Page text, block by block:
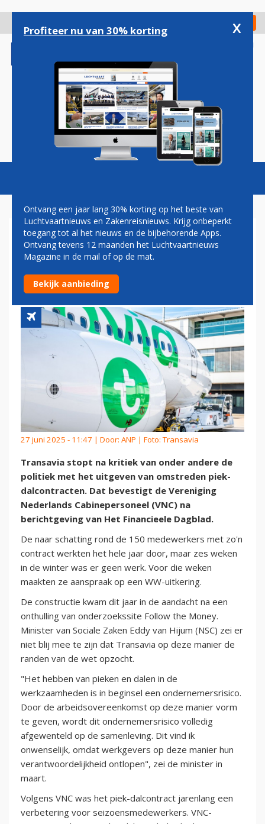
gaan
Check in
Magazine Podcasts Vacatures
TRANSAVIA STOPT NA
KRITIEK MET OMSTREDEN
PIEK-DALCONTRACTEN
27 juni 2025 - 11:47 | Door: ANP | Foto: Transavia
Transavia stopt na kritiek van onder andere de
politiek met het uitgeven van omstreden piek-
dalcontracten. Dat bevestigt de Vereniging
Nederlands Cabinepersoneel (VNC) na
berichtgeving van Het Financieele Dagblad.
De naar schatting rond de 150 medewerkers met zo'n
contract werkten het hele jaar door, maar zes weken
in de winter was er geen werk. Voor die weken
maakten ze aanspraak op een WW-uitkering.
De constructie kwam dit jaar in de aandacht na een
onthulling van onderzoekssite Follow the Money.
Minister van Sociale Zaken Eddy van Hijum (NSC) zei er
niet blij mee te zijn dat Transavia op deze manier de
randen van de wet opzocht.
"Het hebben van pieken en dalen in de
werkzaamheden is in beginsel een ondernemersrisico.
Door de arbeidsovereenkomst op deze manier vorm
te geven, wordt dit ondernemersrisico volledig
afgewenteld op de samenleving. Dit vind ik
onwenselijk, omdat werkgevers op deze manier hun
verantwoordelijkheid ontlopen", zei de minister in
maart.
Volgens VNC was het piek-dalcontract jarenlang een
verbetering voor seizoensmedewerkers. VNC-
Profiteer nu van 30% korting x
Ontvang een jaar lang 30% korting op het beste van
Luchtvaartnieuws en Zakenreisnieuws. Krijg onbeperkt
toegang tot al het nieuws en de bijbehorende Apps.
Ontvang tevens 12 maanden het Luchtvaartnieuws
Magazine in de mail of op de mat.
Bekijk aanbieding